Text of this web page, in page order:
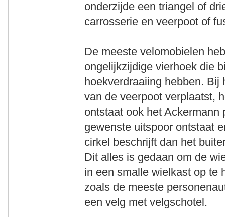
onderzijde een triangel of
carrosserie en veerpoot of
De meeste velomobielen
ongelijkzijdige vierhoek die
hoekverdraaiing hebben.
van de veerpoot verplaatst,
ontstaat ook het
gewenste uitspoor ontstaat
cirkel beschrijft dan het
Dit alles is gedaan om de
in een smalle wielkast op te
zoals de meeste
een velg met velgschotel.